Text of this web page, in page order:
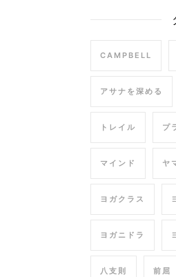
CAMPBELL
アサナを深める
トレイル プ
マインド ヤ
ヨガクラス
ヨガニドラ
八支則 前屈